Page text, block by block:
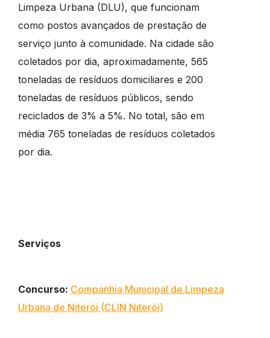
Limpeza Urbana (DLU), que funcionam
como postos avançados de prestação de
serviço junto à comunidade. Na cidade são
coletados por dia, aproximadamente, 565
toneladas de resíduos domiciliares e 200
toneladas de resíduos públicos, sendo
reciclados de 3% a 5%. No total, são em
média 765 toneladas de resíduos coletados
por dia.
Serviços
Concurso: Companhia Municipal de Limpeza
Urbana de Niterói (CLIN Niterói)